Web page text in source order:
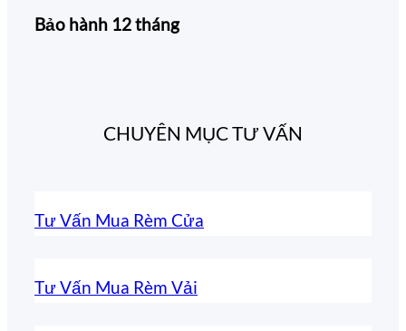
Bảo hành 12 tháng
CHUYÊN MỤC TƯ VẤN
Tư Vấn Mua Rèm Cửa
Tư Vấn Mua Rèm Vải